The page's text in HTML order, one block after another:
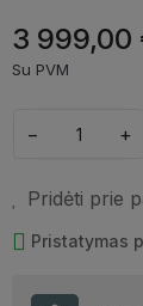
3 999,00
Su PVM
− +
Pridėti prie
Pristatymas